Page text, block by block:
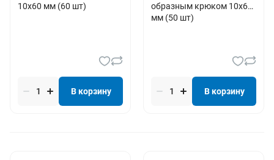
10х60 мм (60 шт)
В корзину
образным крюком 10х60
мм (50 шт)
В корзину